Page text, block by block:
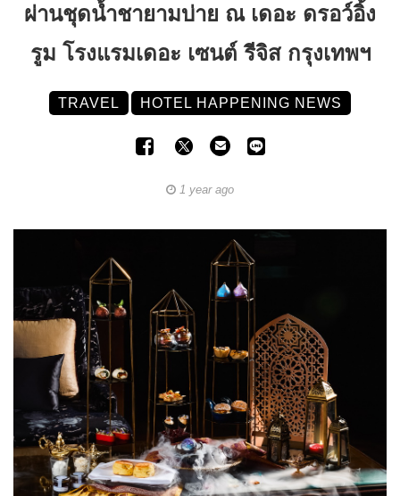
ผ่านชุดน้ำชายามบ่าย ณ เดอะ ดรอว์อิ้ง
รูม โรงแรมเดอะ เซนต์ รีจิส กรุงเทพฯ
TRAVEL HOTEL HAPPENING NEWS
1 year ago